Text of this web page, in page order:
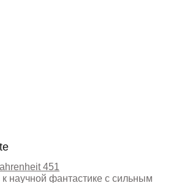
451
научной фантастике с сильным